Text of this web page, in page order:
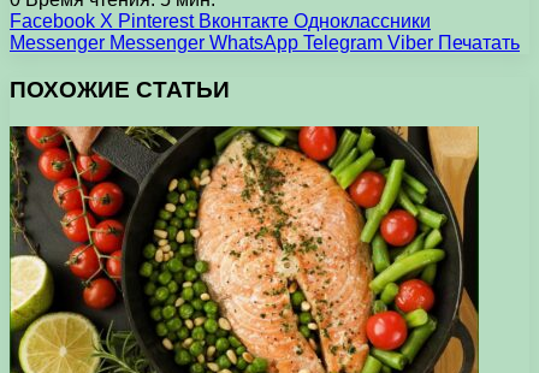
Facebook X Pinterest Вконтакте Одноклассники
Messenger Messenger WhatsApp Telegram Viber Печатать
ПОХОЖИЕ СТАТЬИ